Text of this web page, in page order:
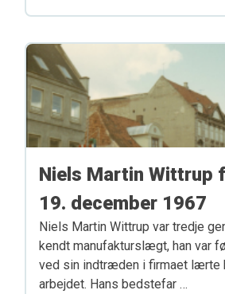
Niels Martin Wittrup
19. december 1967
Niels Martin Wittrup var tredje
kendt manufakturslægt, han var
ved sin indtræden i firmaet lærte
arbejdet. Hans bedstefar …